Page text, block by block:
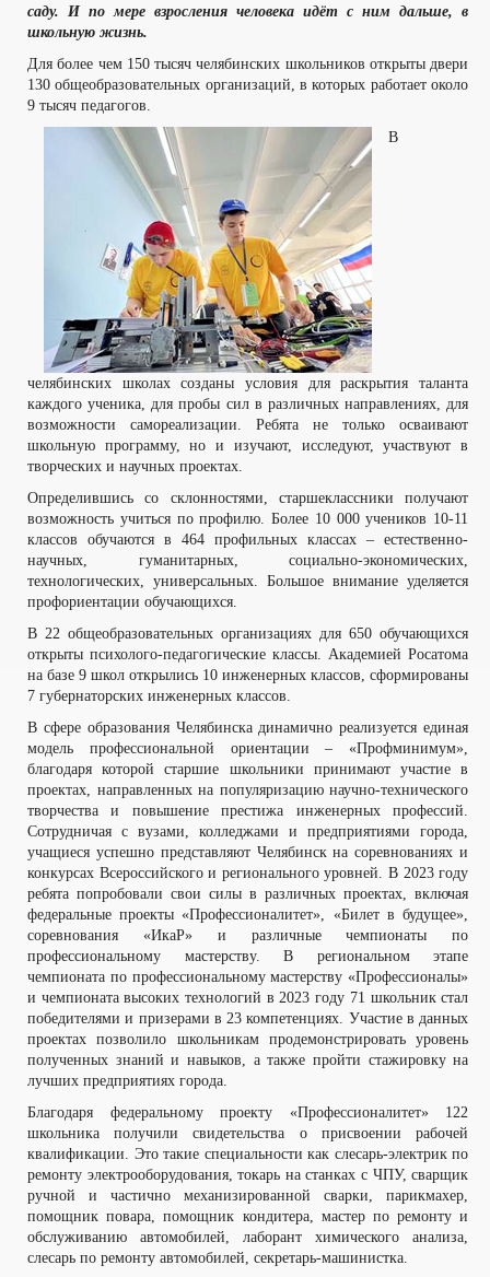
саду. И по мере взросления человека идёт с ним дальше, в
школьную жизнь.
Для более чем 150 тысяч челябинских школьников открыты двери
130 общеобразовательных организаций, в которых работает около
9 тысяч педагогов.
В
челябинских школах созданы условия для раскрытия таланта
каждого ученика, для пробы сил в различных направлениях, для
возможности самореализации. Ребята не только осваивают
школьную программу, но и изучают, исследуют, участвуют в
творческих и научных проектах.
Определившись со склонностями, старшеклассники получают
возможность учиться по профилю. Более 10 000 учеников 10-11
классов обучаются в 464 профильных классах – естественно-
научных, гуманитарных, социально-экономических,
технологических, универсальных. Большое внимание уделяется
профориентации обучающихся.
В 22 общеобразовательных организациях для 650 обучающихся
открыты психолого-педагогические классы. Академией Росатома
на базе 9 школ открылись 10 инженерных классов, сформированы
7 губернаторских инженерных классов.
В сфере образования Челябинска динамично реализуется единая
модель профессиональной ориентации – «Профминимум»,
благодаря которой старшие школьники принимают участие в
проектах, направленных на популяризацию научно-технического
творчества и повышение престижа инженерных профессий.
Сотрудничая с вузами, колледжами и предприятиями города,
учащиеся успешно представляют Челябинск на соревнованиях и
конкурсах Всероссийского и регионального уровней. В 2023 году
ребята попробовали свои силы в различных проектах, включая
федеральные проекты «Профессионалитет», «Билет в будущее»,
соревнования «ИкаР» и различные чемпионаты по
профессиональному мастерству. В региональном этапе
чемпионата по профессиональному мастерству «Профессионалы»
и чемпионата высоких технологий в 2023 году 71 школьник стал
победителями и призерами в 23 компетенциях. Участие в данных
проектах позволило школьникам продемонстрировать уровень
полученных знаний и навыков, а также пройти стажировку на
лучших предприятиях города.
Благодаря федеральному проекту «Профессионалитет» 122
школьника получили свидетельства о присвоении рабочей
квалификации. Это такие специальности как слесарь-электрик по
ремонту электрооборудования, токарь на станках с ЧПУ, сварщик
ручной и частично механизированной сварки, парикмахер,
помощник повара, помощник кондитера, мастер по ремонту и
обслуживанию автомобилей, лаборант химического анализа,
слесарь по ремонту автомобилей, секретарь-машинистка.